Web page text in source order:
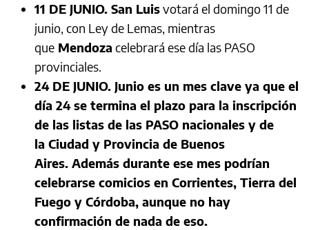
11 DE JUNIO. San Luisvotará el domingo 11 de
junio, con Ley de Lemas, mientras
que Mendoza celebrará ese día las PASO
provinciales.
24 DE JUNIO. Junio es un mes clave ya que el
día 24 se termina el plazo para la inscripción
de las listas de las PASO nacionales y de
la Ciudad y Provincia de Buenos
Aires. Además durante ese mes podrían
celebrarse comicios en Corrientes, Tierra del
Fuego y Córdoba, aunque no hay
confirmación de nada de eso.